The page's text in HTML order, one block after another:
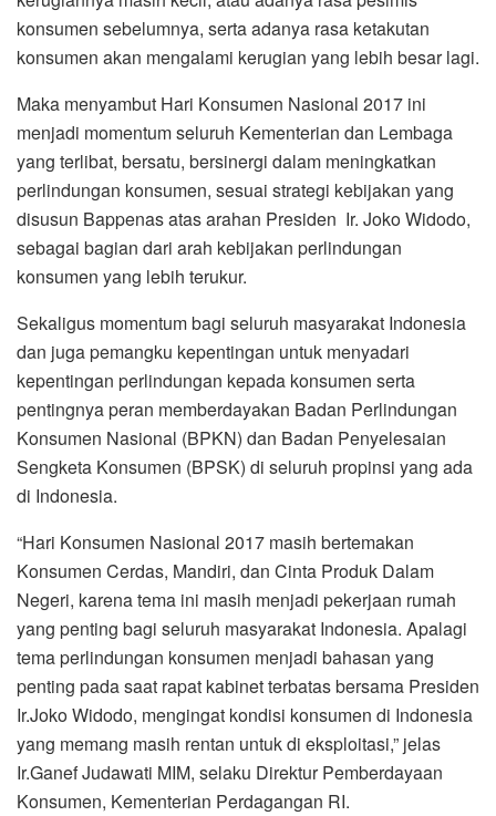
konsumen sebelumnya, serta adanya rasa ketakutan
konsumen akan mengalami kerugian yang lebih besar lagi.
Maka menyambut Hari Konsumen Nasional 2017 ini
menjadi momentum seluruh Kementerian dan Lembaga
yang terlibat, bersatu, bersinergi dalam meningkatkan
perlindungan konsumen, sesuai strategi kebijakan yang
disusun Bappenas atas arahan Presiden Ir. Joko Widodo,
sebagai bagian dari arah kebijakan perlindungan
konsumen yang lebih terukur.
Sekaligus momentum bagi seluruh masyarakat Indonesia
dan juga pemangku kepentingan untuk menyadari
kepentingan perlindungan kepada konsumen serta
pentingnya peran memberdayakan Badan Perlindungan
Konsumen Nasional (BPKN) dan Badan Penyelesaian
Sengketa Konsumen (BPSK) di seluruh propinsi yang ada
di Indonesia.
“Hari Konsumen Nasional 2017 masih bertemakan
Konsumen Cerdas, Mandiri, dan Cinta Produk Dalam
Negeri, karena tema ini masih menjadi pekerjaan rumah
yang penting bagi seluruh masyarakat Indonesia. Apalagi
tema perlindungan konsumen menjadi bahasan yang
penting pada saat rapat kabinet terbatas bersama Presiden
Ir.Joko Widodo, mengingat kondisi konsumen di Indonesia
yang memang masih rentan untuk di eksploitasi,” jelas
Ir.Ganef Judawati MIM, selaku Direktur Pemberdayaan
Konsumen, Kementerian Perdagangan RI.